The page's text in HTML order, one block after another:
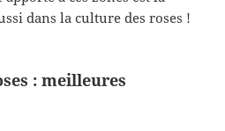
dans la culture des roses !
: meilleures